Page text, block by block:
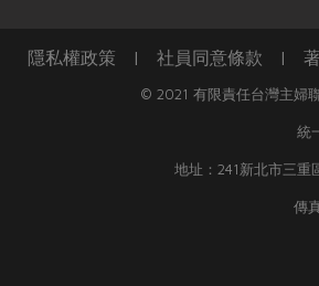
隱私權政策 | 社員同意條款 |
© 2021 有限責任台灣主婦
統
地址：241新北市三重
傳